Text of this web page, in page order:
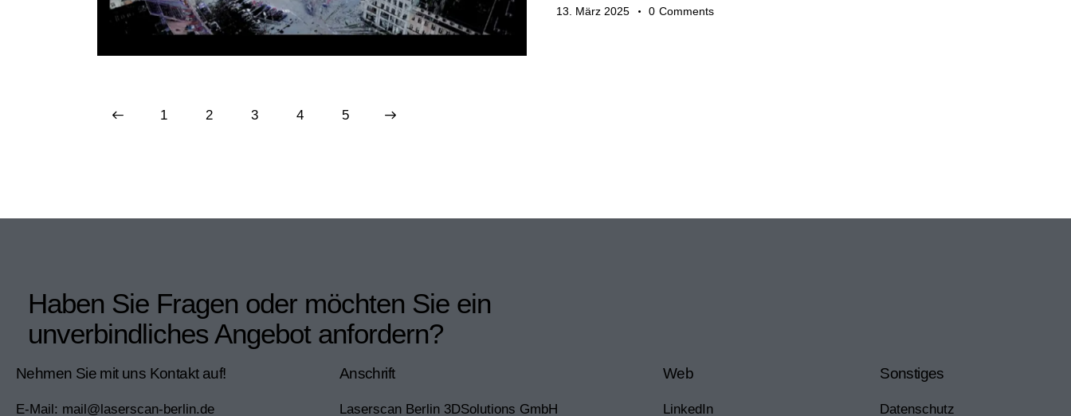
13. März 2025 0 Comments
1 2 3 4 5
Haben Sie Fragen oder möchten Sie ein
unverbindliches Angebot anfordern?
Nehmen Sie mit uns Kontakt auf!
E-Mail: mail@laserscan-berlin.de
Anschrift
Laserscan Berlin 3DSolutions GmbH
Web
LinkedIn
Sonstiges
Datenschutz